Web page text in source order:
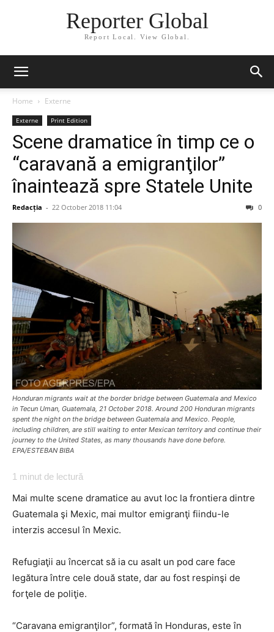
Reporter Global
Report Local. View Global.
Home Externe
Externe Print Edition
Scene dramatice în timp ce o
“caravană a emigranţilor”
înaintează spre Statele Unite
Redacția - 22 October 2018 11:04 0
Honduran migrants wait at the border bridge between Guatemala and Mexico
in Tecun Uman, Guatemala, 21 October 2018. Around 200 Honduran migrants
spent the night on the bridge between Guatemala and Mexico. People,
including children, are still waiting to enter Mexican territory and continue their
journey to the United States, as many thousands have done before.
EPA/ESTEBAN BIBA
1 minut de lectură
Mai multe scene dramatice au avut loc la frontiera dintre
Guatemala şi Mexic, mai multor emigranţi fiindu-le
interzis accesul în Mexic.
Refugiaţii au încercat să ia cu asalt un pod care face
legătura între cele două state, dar au fost respinşi de
forţele de poliţie.
“Caravana emigranţilor”, formată în Honduras, este în